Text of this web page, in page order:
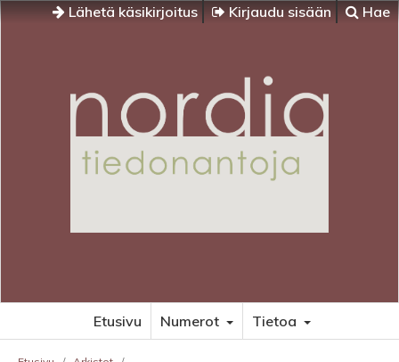
Lähetä käsikirjoitus Kirjaudu sisään Hae
Etusivu Numerot Tietoa